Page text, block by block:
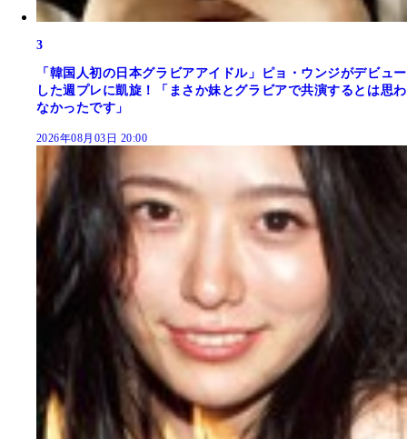
3
「韓国人初の日本グラビアアイドル」ピョ・ウンジがデビュー
した週プレに凱旋！「まさか妹とグラビアで共演するとは思わ
なかったです」
2026年08月03日 20:00